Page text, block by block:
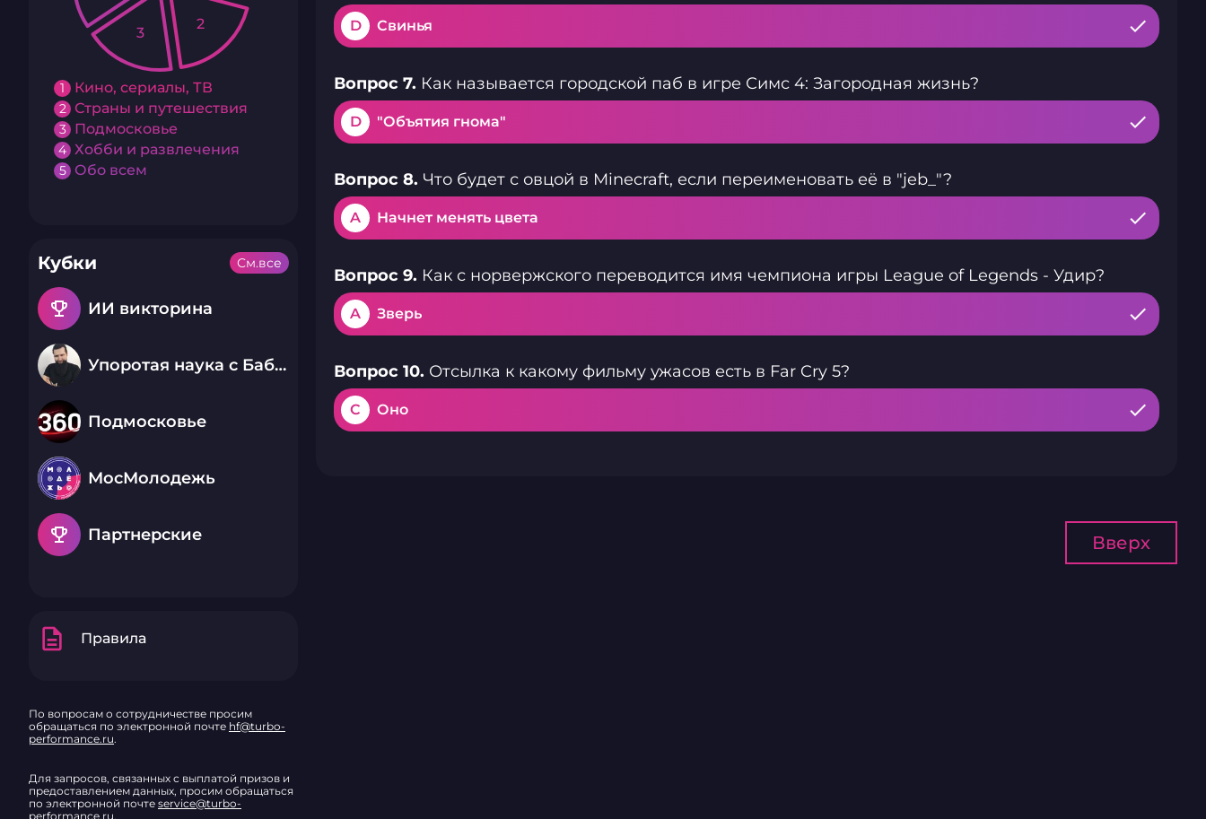
1 Кино, сериалы, ТВ
2 Страны и путешествия
3 Подмосковье
4 Хобби и развлечения
5 Обо всем
2
3
Кубки
emoji_events ИИ викторина
Упоротая наука с Бабаем Лютым
Подмосковье
МосМолодежь
emoji_events Партнерские
См.все
description Правила
По вопросам о сотрудничестве просим
обращаться по электронной почте hf@turbo-
performance.ru.
Для запросов, связанных с выплатой призов и
предоставлением данных, просим обращаться
по электронной почте service@turbo-
performance.ru.
D Свинья
Вопрос 7. Как называется городской паб в игре Симс 4: Загородная жизнь?
D "Объятия гнома"
Вопрос 8. Что будет с овцой в Minecraft, если переименовать её в "jeb_"?
A Начнет менять цвета
Вопрос 9. Как с норвержского переводится имя чемпиона игры League of Legends - Удир?
A Зверь
Вопрос 10. Отсылка к какому фильму ужасов есть в Far Cry 5?
C Оно
Вверх